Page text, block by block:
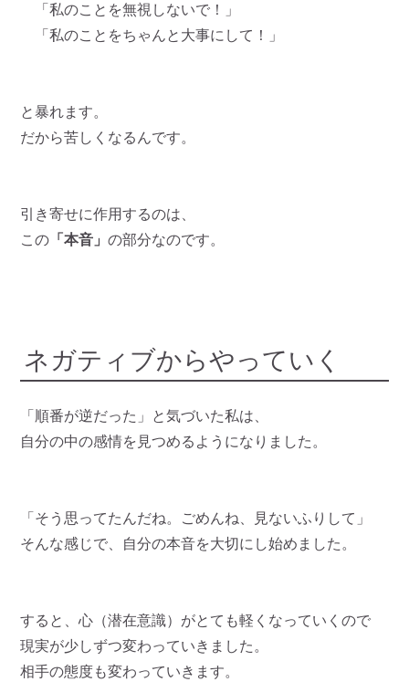
「私のことを無視しないで！」
「私のことをちゃんと大事にして！」
と暴れます。
だから苦しくなるんです。
引き寄せに作用するのは、
この 「本音」の部分なのです。
ネガティブからやっていく
「順番が逆だった」と気づいた私は、
自分の中の感情を見つめるようになりました。
「そう思ってたんだね。ごめんね、見ないふりして」
そんな感じで、自分の本音を大切にし始めました。
すると、心（潜在意識）がとても軽くなっていくので
現実が少しずつ変わっていきました。
相手の態度も変わっていきます。